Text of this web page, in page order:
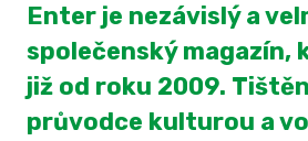
Enter je nezávislý a
společenský magazín,
již od roku 2009.
průvodce kulturou a